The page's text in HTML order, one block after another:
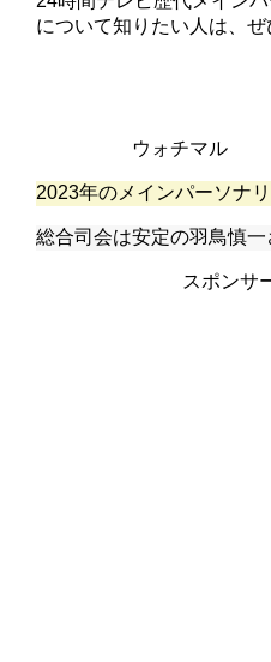
について知りたい人は、ぜ
ウォチマル
2023年のメインパーソナ
総合司会は安定の羽鳥慎一
スポンサ